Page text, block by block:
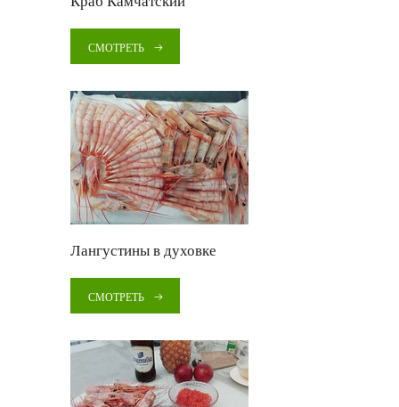
СМОТРЕТЬ
Лангустины в духовке
СМОТРЕТЬ